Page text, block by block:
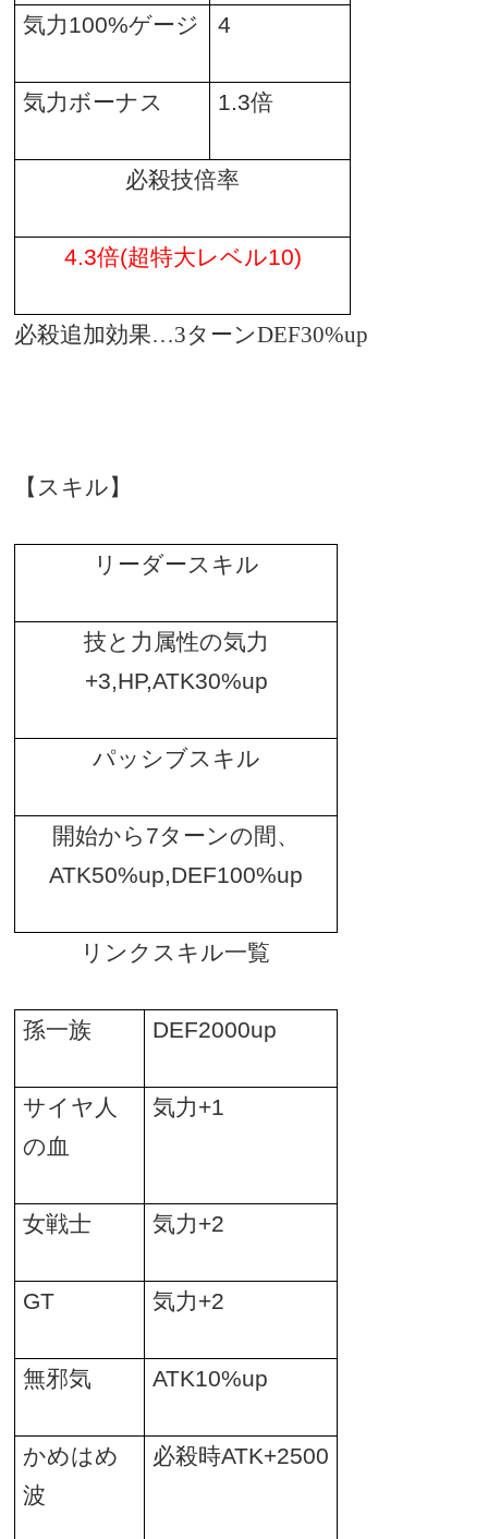
気力100%ゲージ 4
気力ボーナス 1.3倍
必殺技倍率
4.3倍(超特大レベル10)
必殺追加効果…3ターンDEF30%up
【スキル】
リーダースキル
技と力属性の気力
+3,HP,ATK30%up
パッシブスキル
開始から 7ターンの間、
ATK50%up,DEF100%up
リンクスキル一覧
孫一族 DEF2000up
サイヤ人
の血
気力+1
女戦士 気力+2
GT 気力+2
無邪気 ATK10%up
かめはめ
波
必殺時ATK+2500